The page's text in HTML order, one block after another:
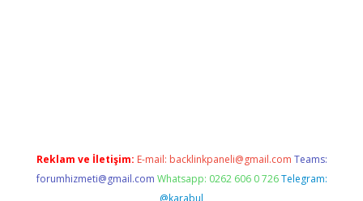
Reklam ve İletişim: E-mail: backlinkpaneli@gmail.com Teams:
forumhizmeti@gmail.com Whatsapp: 0262 606 0 726 Telegram:
@karabul